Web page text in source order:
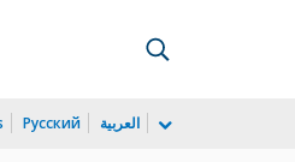
Русский العربية